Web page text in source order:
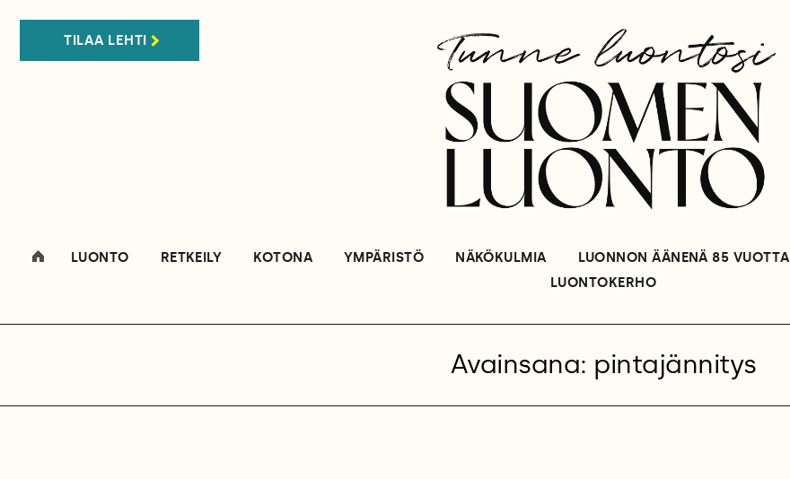
TILAA LEHTI
LUONTO RETKEILY KOTONA YMPÄRISTÖ NÄKÖKULMIA LUONNON ÄÄNENÄ 85 VUOTTA
LUONTOKERHO
Avainsana: pintajännitys